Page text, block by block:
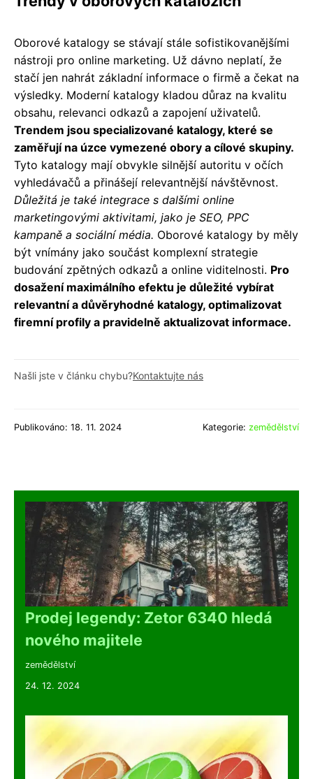
Oborové katalogy se stávají stále sofistikovanějšími
nástroji pro online marketing. Už dávno neplatí, že
stačí jen nahrát základní informace o firmě a čekat na
výsledky. Moderní katalogy kladou důraz na kvalitu
obsahu, relevanci odkazů a zapojení uživatelů.
Trendem jsou specializované katalogy, které se
zaměřují na úzce vymezené obory a cílové skupiny.
Tyto katalogy mají obvykle silnější autoritu v očích
vyhledávačů a přinášejí relevantnější návštěvnost.
Důležitá je také integrace s dalšími online
marketingovými aktivitami, jako je SEO, PPC
kampaně a sociální média. Oborové katalogy by měly
být vnímány jako součást komplexní strategie
budování zpětných odkazů a online viditelnosti. Pro
dosažení maximálního efektu je důležité vybírat
relevantní a důvěryhodné katalogy, optimalizovat
firemní profily a pravidelně aktualizovat informace.
Našli jste v článku chybu?Kontaktujte nás
Publikováno: 18. 11. 2024 Kategorie: zemědělství
Prodej legendy: Zetor 6340 hledá
nového majitele
zemědělství
24. 12. 2024